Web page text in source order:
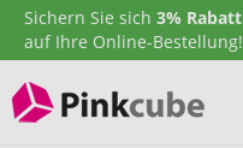
Sichern Sie sich 3% Rabatt
auf Ihre Online-Bestellung!